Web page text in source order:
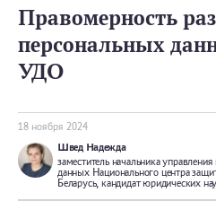
Правомерность
персональных
УДО
18 ноября 2024
Швед Надежда
заместитель начальника
данных Национального центра
Беларусь, кандидат юридических